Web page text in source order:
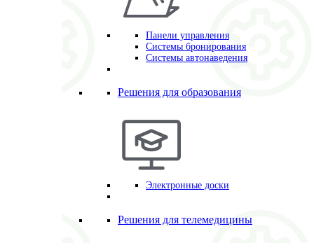
Панели управления
Системы бронирования
Системы автонаведения
Решения для образования
Электронные доски
Решения для телемедицины